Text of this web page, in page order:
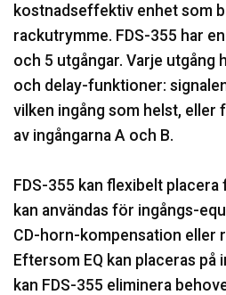
kostnadseffektiv enhet som
rackutrymme. FDS-355 har
och 5 utgångar. Varje
och delay-funktioner:
vilken ingång som helst, eller
av ingångarna A och B.
FDS-355 kan flexibelt placera
kan användas för ingångs-
CD-horn-kompensation eller
Eftersom EQ kan placeras på
kan FDS-355 eliminera